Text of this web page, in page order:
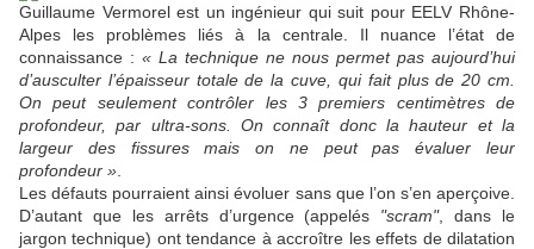
Guillaume Vermorel est un ingénieur qui suit pour EELV Rhône-
Alpes les problèmes liés à la centrale. Il nuance l’état de
connaissance : « La technique ne nous permet pas aujourd’hui
d’ausculter l’épaisseur totale de la cuve, qui fait plus de 20 cm.
On peut seulement contrôler les 3 premiers centimètres de
profondeur, par ultra-sons. On connaît donc la hauteur et la
largeur des fissures mais on ne peut pas évaluer leur
profondeur »
Les défauts pourraient ainsi évoluer sans que l’on s’en aperçoive.
D’autant que les arrêts d’urgence (appelés "scram", dans le
jargon technique) ont tendance à accroître les effets de dilatation